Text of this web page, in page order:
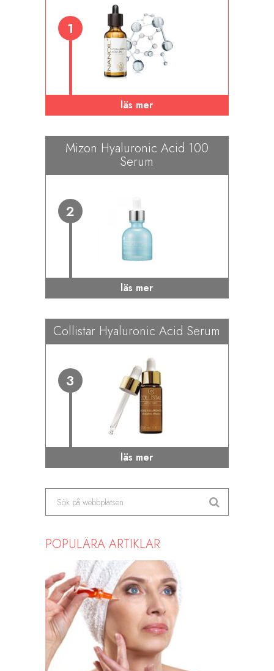
1
läs mer
Mizon Hyaluronic Acid 100
Serum
2
läs mer
Collistar Hyaluronic Acid Serum
3
läs mer
POPULÄRA ARTIKLAR